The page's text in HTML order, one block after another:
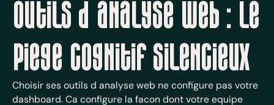
Outils d analyse web : le
piege cognitif silencieux
Choisir ses outils d analyse web ne configure pas votre
dashboard. Ca configure la facon dont votre equipe